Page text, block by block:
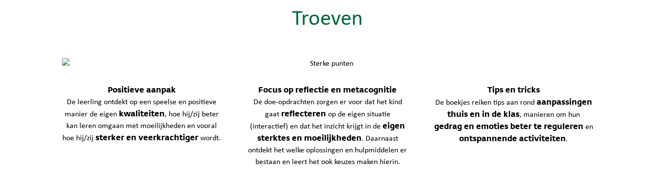
Troeven
Positieve aanpak
De leerling ontdekt op een speelse en positieve
manier de eigen kwaliteiten, hoe hij/zij beter
kan leren omgaan met moeilijkheden en vooral
hoe hij/zij sterker en veerkrachtigerwordt.
Focus op reflectie en metacognitie
De doe-opdrachten zorgen er voor dat het kind
gaat reflecteren op de eigen situatie
(interactief) en dat het inzicht krijgt in de eigen
sterktes en moeilijkheden. Daarnaast
ontdekt het welke oplossingen en hulpmiddelen er
bestaan en leert het ook keuzes maken hierin.
Tips en tricks
De boekjes reiken tips aan rond aanpassingen
thuis en in de klas, manieren om hun
gedrag en emoties beter te reguleren en
ontspannende activiteiten.